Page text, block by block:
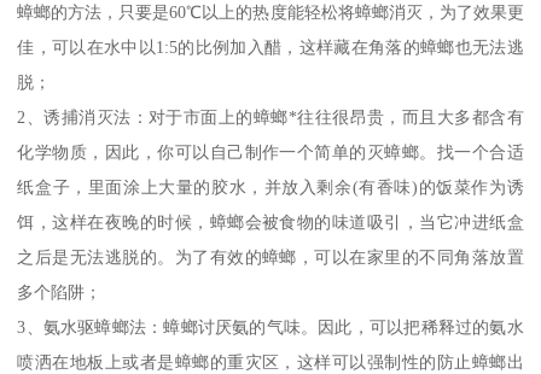
蟑螂的方法，只要是60℃以上的热度能轻松将蟑螂消灭，为了效果更
佳，可以在水中以1:5的比例加入醋，这样藏在角落的蟑螂也无法逃
脱；
2、诱捕消灭法：对于市面上的蟑螂*往往很昂贵，而且大多都含有
化学物质，因此，你可以自己制作一个简单的灭蟑螂。找一个合适
纸盒子，里面涂上大量的胶水，并放入剩余(有香味)的饭菜作为诱
饵，这样在夜晚的时候，蟑螂会被食物的味道吸引，当它冲进纸盒
之后是无法逃脱的。为了有效的蟑螂，可以在家里的不同角落放置
多个陷阱；
3、氨水驱蟑螂法：蟑螂讨厌氨的气味。因此，可以把稀释过的氨水
喷洒在地板上或者是蟑螂的重灾区，这样可以强制性的防止蟑螂出